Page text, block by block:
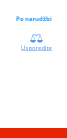
Po narudžbi
Usporedite